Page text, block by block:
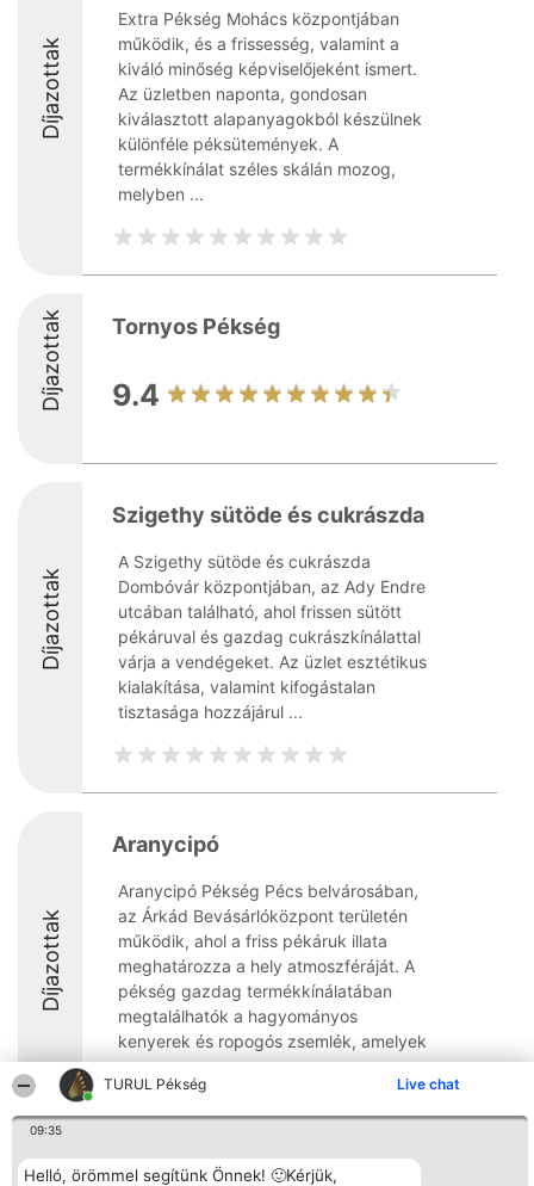
TURUL Pékség Live chat
09:35
Helló, örömmel segítünk Önnek! 🙂Kérjük,
Díjazottak
Extra Pékség Mohács központjában
működik, és a frissesség, valamint a
kiváló minőség képviselőjeként ismert.
Az üzletben naponta, gondosan
kiválasztott alapanyagokból készülnek
különféle péksütemények. A
termékkínálat széles skálán mozog,
melyben ...
Díjazottak Tornyos Pékség
9.4
Díjazottak
Szigethy sütöde és cukrászda
A Szigethy sütöde és cukrászda
Dombóvár központjában, az Ady Endre
utcában található, ahol frissen sütött
pékáruval és gazdag cukrászkínálattal
várja a vendégeket. Az üzlet esztétikus
kialakítása, valamint kifogástalan
tisztasága hozzájárul ...
Díjazottak
Aranycipó
Aranycipó Pékség Pécs belvárosában,
az Árkád Bevásárlóközpont területén
működik, ahol a friss pékáruk illata
meghatározza a hely atmoszféráját. A
pékség gazdag termékkínálatában
megtalálhatók a hagyományos
kenyerek és ropogós zsemlék, amelyek
...